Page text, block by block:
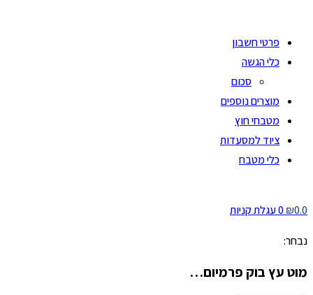
פרטי חשבון
כלי הגשה
סכום
מוצרים נוספים
מטבחי חוץ
ציוד למסעדות
כלי מטבח
₪0.0
0 עגלת קניות
נבחר:
מוט עץ בוק פרמיום…